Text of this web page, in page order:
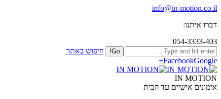
info@in-motion.co.il
דברו איתנו:
054-3333-403
חיפוש באתר
FacebookGoogle+
IN MOTION
אימונים אישיים עד הבית